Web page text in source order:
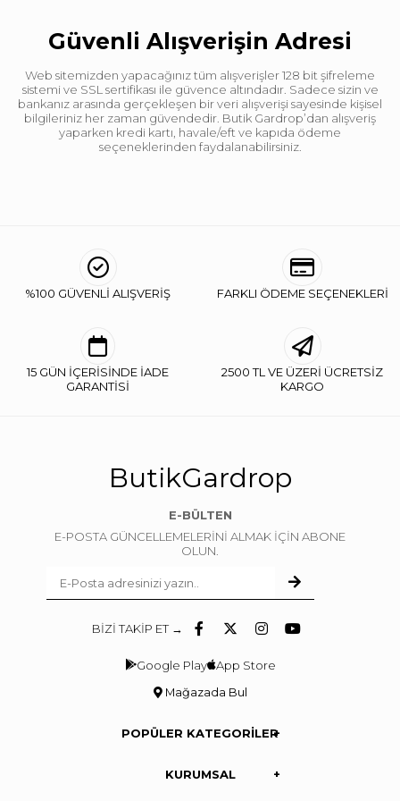
Desen Düz
Kalıp Regular
Kumaş Tipi Belirtilmemiş
Güvenli Alışverişin Adresi
Web sitemizden yapacağınız tüm alışverişler 128 bit şifreleme
sistemi ve SSL sertifikası ile güvence altındadır. Sadece sizin ve
bankanız arasında gerçekleşen bir veri alışverişi sayesinde kişisel
bilgileriniz her zaman güvendedir. Butik Gardrop’dan alışveriş
yaparken kredi kartı, havale/eft ve kapıda ödeme
seçeneklerinden faydalanabilirsiniz.
%100 GÜVENLİ ALIŞVERİŞ FARKLI ÖDEME SEÇENEKLERİ
15 GÜN İÇERİSİNDE İADE
GARANTİSİ
2500 TL VE ÜZERİ ÜCRETSİZ
KARGO
ButikGardrop
E-BÜLTEN
E-POSTA GÜNCELLEMELERİNİ ALMAK İÇİN ABONE
OLUN.
BİZİ TAKİP ET →
Google Play App Store
Mağazada Bul
POPÜLER KATEGORİLER
KURUMSAL